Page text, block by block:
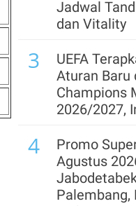
Saham
(IATA) Naik
Kelar Ganti
Kinerja
Putih Rp
Dibayar
Dimulai
Jadwal
dan Vitality
3
UEFA
Aturan Baru
Champions
2026/2027,
4
Promo
Agustus
Palembang,